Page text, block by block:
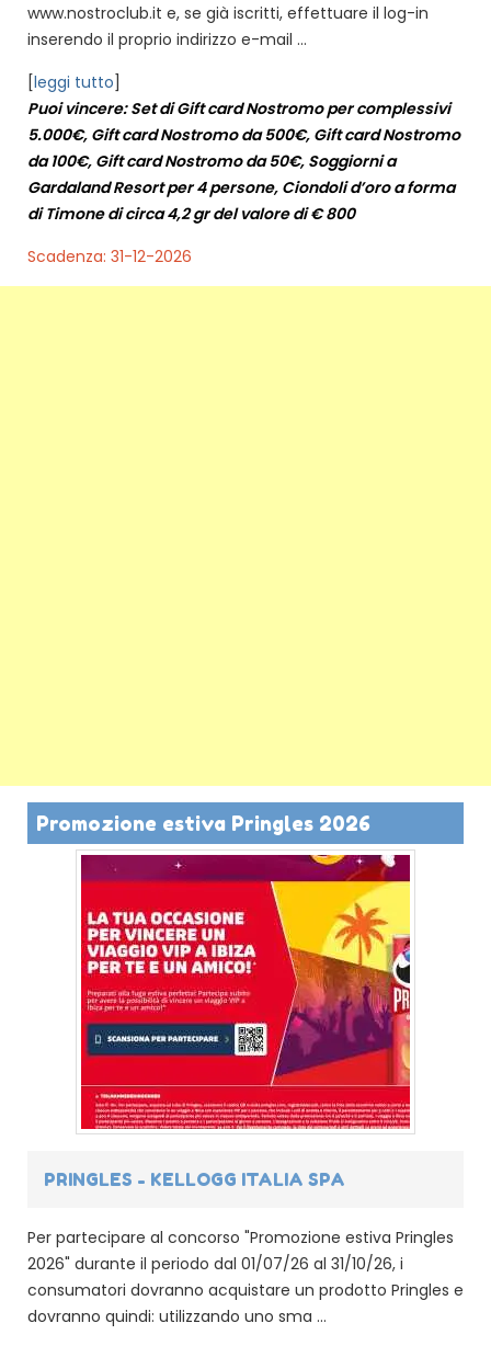
www.nostroclub.it e, se già iscritti, effettuare il log-in
inserendo il proprio indirizzo e-mail ...
[leggi tutto]
Puoi vincere: Set di Gift card Nostromo per complessivi
5.000€, Gift card Nostromo da 500€, Gift card Nostromo
da 100€, Gift card Nostromo da 50€, Soggiorni a
Gardaland Resort per 4 persone, Ciondoli d’oro a forma
di Timone di circa 4,2 gr del valore di € 800
Scadenza: 31-12-2026
Promozione estiva Pringles 2026
PRINGLES - KELLOGG ITALIA SPA
Per partecipare al concorso "Promozione estiva Pringles
2026" durante il periodo dal 01/07/26 al 31/10/26, i
consumatori dovranno acquistare un prodotto Pringles e
dovranno quindi: utilizzando uno sma ...